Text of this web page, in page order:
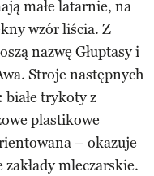
małe latarnie, na
wzór liścia. Z
nazwę Głuptasy i
Stroje następnych
trykoty z
plastikowe
– okazuje
mleczarskie.